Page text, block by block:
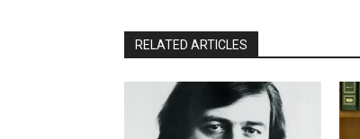
RELATED ARTICLES